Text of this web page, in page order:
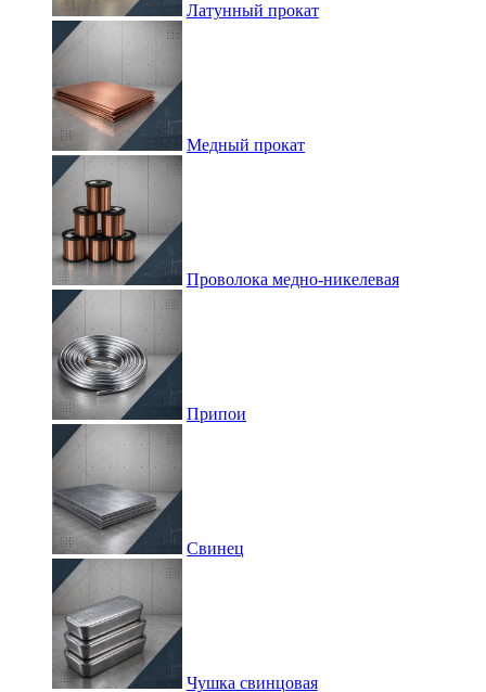
Латунный прокат
Медный прокат
Проволока медно-никелевая
Припои
Свинец
Чушка свинцовая